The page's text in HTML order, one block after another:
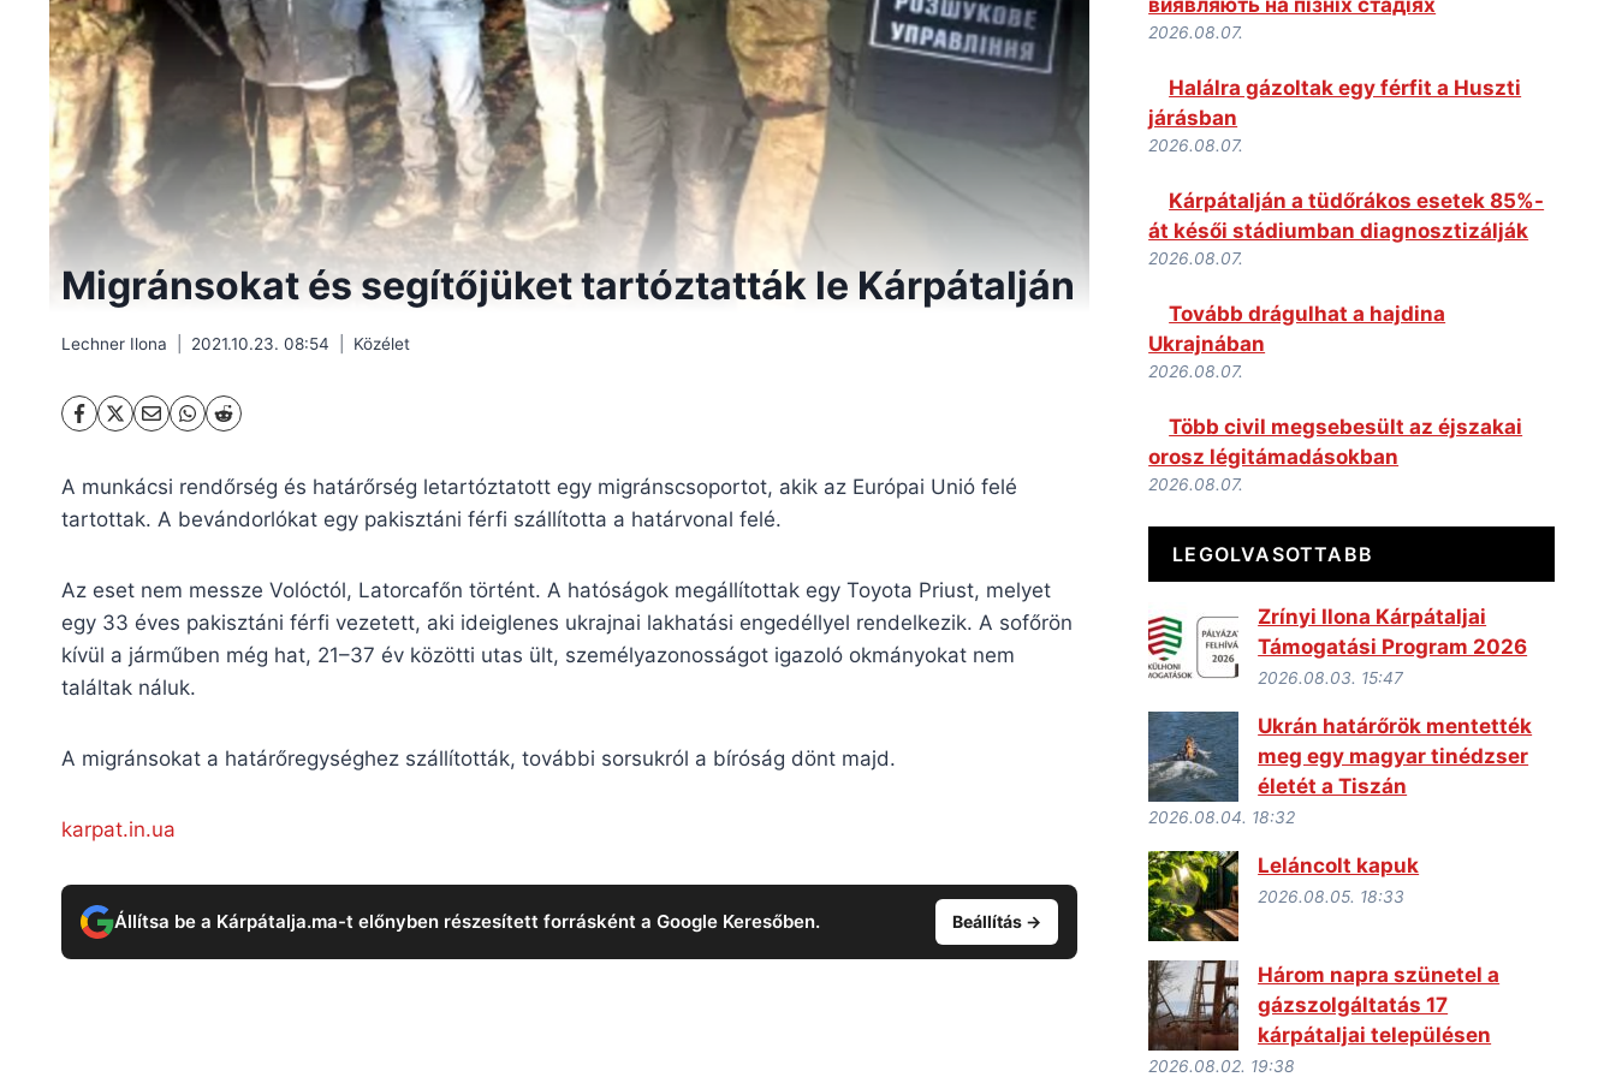
Migránsokat és segítőjüket tartóztatták le Kárpátalján
Lechner Ilona 2021.10.23. 08:54 Közélet
A munkácsi rendőrség és határőrség letartóztatott egy migránscsoportot, akik az Európai Unió felé
tartottak. A bevándorlókat egy pakisztáni férfi szállította a határvonal felé.
Az eset nem messze Volóctól, Latorcafőn történt. A hatóságok megállítottak egy Toyota Priust, melyet
egy 33 éves pakisztáni férfi vezetett, aki ideiglenes ukrajnai lakhatási engedéllyel rendelkezik. A sofőrön
kívül a járműben még hat, 21–37 év közötti utas ült, személyazonosságot igazoló okmányokat nem
találtak náluk.
A migránsokat a határőregységhez szállították, további sorsukról a bíróság dönt majd.
karpat.in.ua
Állítsa be a Kárpátalja.ma-t előnyben részesített forrásként a Google Keresőben. Beállítás →
2026.08.07.
Halálra gázoltak egy férfit a Huszti
járásban
2026.08.07.
Kárpátalján a tüdőrákos esetek 85%-
át késői stádiumban diagnosztizálják
2026.08.07.
Tovább drágulhat a hajdina
Ukrajnában
2026.08.07.
Több civil megsebesült az éjszakai
orosz légitámadásokban
2026.08.07.
LEGOLVASOTTABB
Zrínyi Ilona Kárpátaljai
Támogatási Program 2026
2026.08.03. 15:47
Ukrán határőrök mentették
meg egy magyar tinédzser
életét a Tiszán
2026.08.04. 18:32
Leláncolt kapuk
2026.08.05. 18:33
Három napra szünetel a
gázszolgáltatás 17
kárpátaljai településen
2026.08.02. 19:38